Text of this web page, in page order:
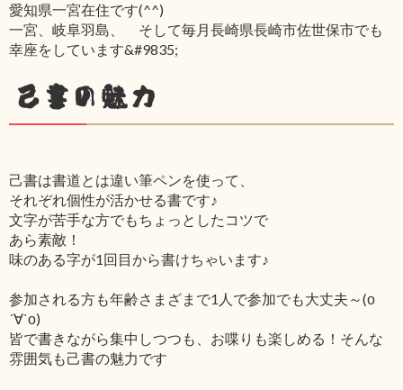
愛知県一宮在住です(^^)
一宮、岐阜羽島、 そして毎月長崎県長崎市佐世保市でも
幸座をしています&#9835;
己書の魅力
己書は書道とは違い筆ペンを使って、
それぞれ個性が活かせる書です♪
文字が苦手な方でもちょっとしたコツで
あら素敵！
味のある字が1回目から書けちゃいます♪
参加される方も年齢さまざまで1人で参加でも大丈夫～(о
´∀`о)
皆で書きながら集中しつつも、お喋りも楽しめる！そんな
雰囲気も己書の魅力です